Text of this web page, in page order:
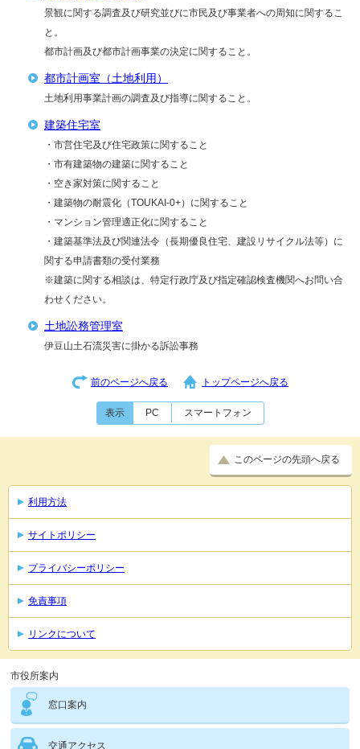
景観に関する調査及び研究並びに市民及び事業者への周知に関するこ
と。
都市計画及び都市計画事業の決定に関すること。
都市計画室（土地利用）
土地利用事業計画の調査及び指導に関すること。
建築住宅室
・市営住宅及び住宅政策に関すること
・市有建築物の建築に関すること
・空き家対策に関すること
・建築物の耐震化（TOUKAI-0+）に関すること
・マンション管理適正化に関すること
・建築基準法及び関連法令（長期優良住宅、建設リサイクル法等）に
関する申請書類の受付業務
※建築に関する相談は、特定行政庁及び指定確認検査機関へお問い合
わせください。
土地訟務管理室
伊豆山土石流災害に掛かる訴訟事務
前のページへ戻る トップページへ戻る
表示 PC スマートフォン
このページの先頭へ戻る
利用方法
サイトポリシー
プライバシーポリシー
免責事項
リンクについて
市役所案内
窓口案内
交通アクセス